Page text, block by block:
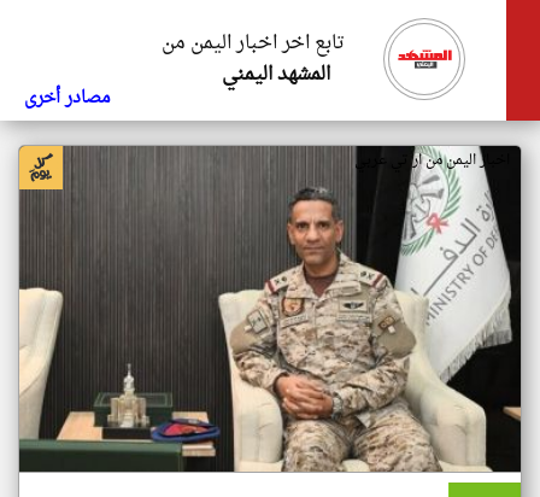
تابع اخر اخبار اليمن من
المشهد اليمني
مصادر أخرى
اخبار اليمن من ار تي عربي